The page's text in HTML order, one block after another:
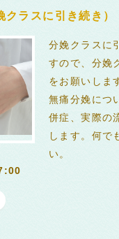
ラスに引き続き）
分娩クラスに
すので、分娩
をお願いしま
無痛分娩につ
併症、実際の
します。何で
い。